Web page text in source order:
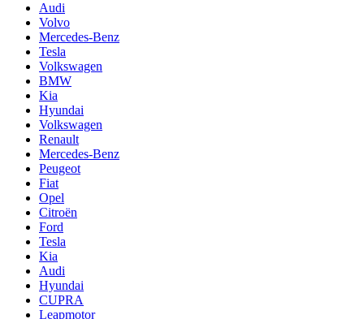
Audi
Volvo
Mercedes-Benz
Tesla
Volkswagen
BMW
Kia
Hyundai
Volkswagen
Renault
Mercedes-Benz
Peugeot
Fiat
Opel
Citroën
Ford
Tesla
Kia
Audi
Hyundai
CUPRA
Leapmotor